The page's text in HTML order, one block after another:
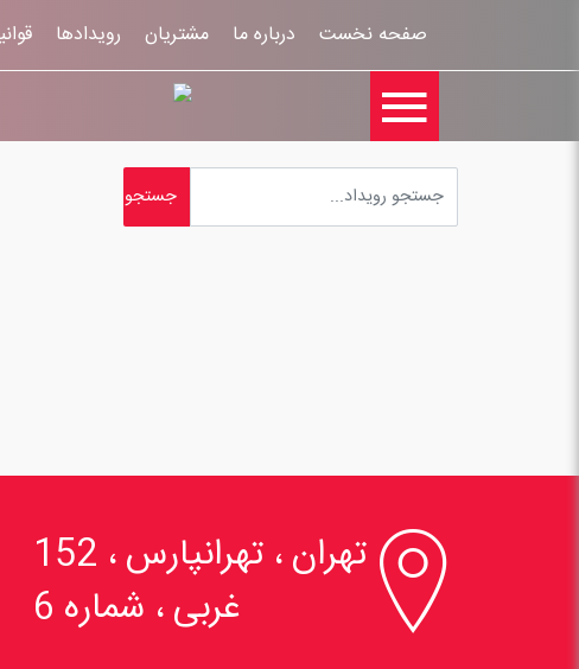
صفحه نخست درباره ما مشتریان رویدادها


تهران ، تهرانپارس ، 152
غربی ، شماره 6